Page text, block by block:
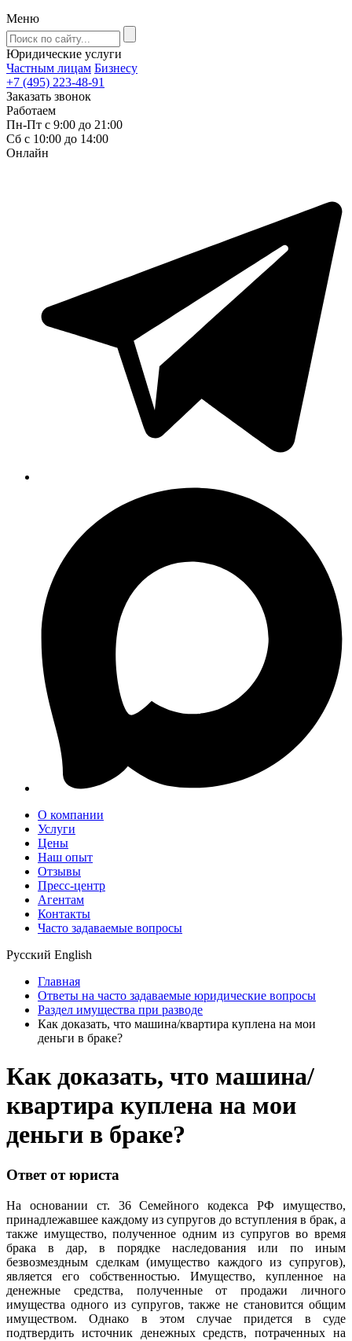
Меню
Юридические услуги
Частным лицам Бизнесу
+7 (495) 223-48-91
Заказать звонок
Работаем
Пн-Пт с 9:00 до 21:00
Сб с 10:00 до 14:00
Онлайн
О компании
Услуги
Цены
Наш опыт
Отзывы
Пресс-центр
Агентам
Контакты
Часто задаваемые вопросы
Русский English
Главная
Ответы на часто задаваемые юридические вопросы
Раздел имущества при разводе
Как доказать, что машина/квартира куплена на мои
деньги в браке?
Как доказать, что машина/
квартира куплена на мои
деньги в браке?
Ответ от юриста
На основании ст. 36 Семейного кодекса РФ имущество,
принадлежавшее каждому из супругов до вступления в брак, а
также имущество, полученное одним из супругов во время
брака в дар, в порядке наследования или по иным
безвозмездным сделкам (имущество каждого из супругов),
является его собственностью. Имущество, купленное на
денежные средства, полученные от продажи личного
имущества одного из супругов, также не становится общим
имуществом. Однако в этом случае придется в суде
подтвердить источник денежных средств, потраченных на